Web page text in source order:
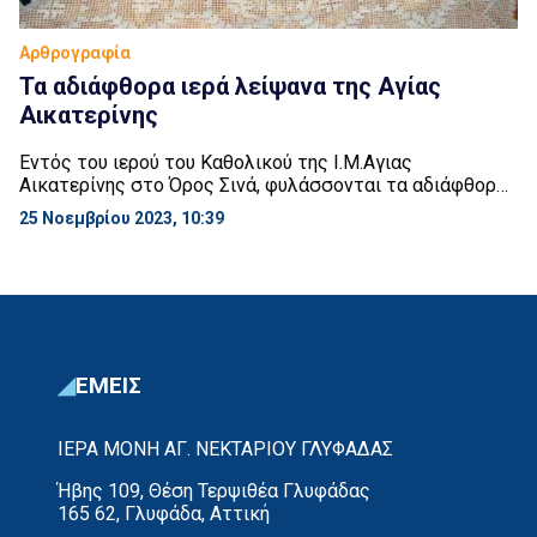
Αρθρογραφία
Τα αδιάφθορα ιερά λείψανα της Αγίας
Αικατερίνης
Εντός του ιερού του Καθολικού της Ι.Μ.Αγιας
Αικατερίνης στο Όρος Σινά, φυλάσσονται τα αδιάφθορα
ιερά λείψανα της Αγίας Αικατερίνης σε δύο
λειψανοθήκες. Η μία περιέχει την κάρα της η οποία
δαχτυλίδια και πολύτιμους λίθους. * Το τίμιο και
25 Νοεμβρίου 2023, 10:39
ΕΜΕΙΣ
ΙΕΡΑ ΜΟΝΗ ΑΓ. ΝΕΚΤΑΡΙΟΥ ΓΛΥΦΑΔΑΣ
Ήβης 109, Θέση Τερψιθέα Γλυφάδας
165 62, Γλυφάδα, Αττική